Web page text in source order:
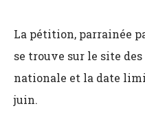
La pétition, parrainée
se trouve sur le site
nationale et la date
juin.